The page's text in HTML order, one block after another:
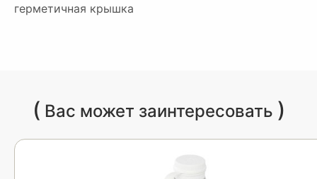
герметичная крышка
( Вас может заинтересовать )